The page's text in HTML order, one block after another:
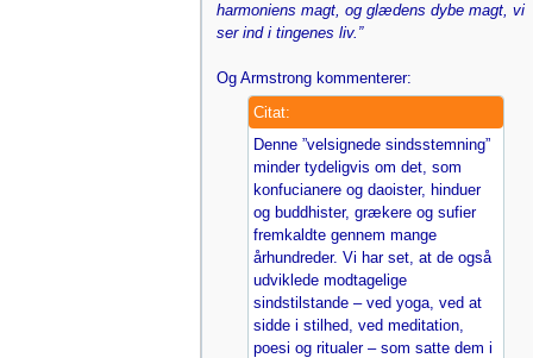
harmoniens magt, og glædens dybe magt, vi
ser ind i tingenes liv.”
Og Armstrong kommenterer:
Citat:
Denne ”velsignede sindsstemning”
minder tydeligvis om det, som
konfucianere og daoister, hinduer
og buddhister, grækere og sufier
fremkaldte gennem mange
århundreder. Vi har set, at de også
udviklede modtagelige
sindstilstande – ved yoga, ved at
sidde i stilhed, ved meditation,
poesi og ritualer – som satte dem i